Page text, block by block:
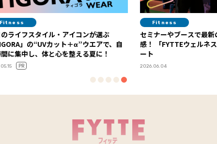
、自
セミナーやブースで最新のヘルスケアを体
感！ 「FYTTEウェルネスデイ」イベントレポ
ート
１杯で
化した